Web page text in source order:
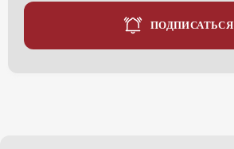
ПОДПИСАТЬСЯ